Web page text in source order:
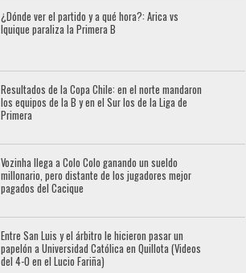
¿Dónde ver el partido y a qué hora?: Arica vs
Iquique paraliza la Primera B
Resultados de la Copa Chile: en el norte mandaron
los equipos de la B y en el Sur los de la Liga de
Primera
Vozinha llega a Colo Colo ganando un sueldo
millonario, pero distante de los jugadores mejor
pagados del Cacique
Entre San Luis y el árbitro le hicieron pasar un
papelón a Universidad Católica en Quillota (Videos
del 4-0 en el Lucio Fariña)